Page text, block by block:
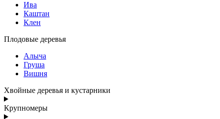
Ива
Каштан
Клен
Плодовые деревья
Алыча
Груша
Вишня
Хвойные деревья и кустарники
Крупномеры